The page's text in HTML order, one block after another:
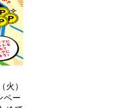
）
ペー